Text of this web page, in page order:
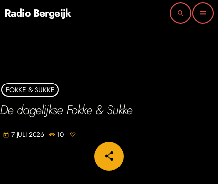
Radio Bergeijk search menu
FOKKE & SUKKE
De dagelijkse Fokke & Sukke
today 7 JULI 2026 10
share
email